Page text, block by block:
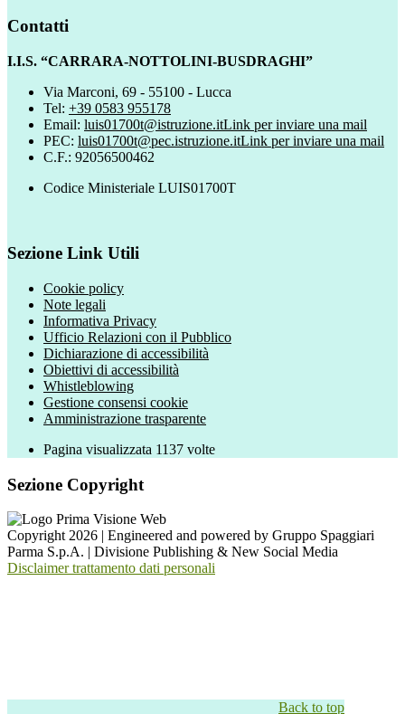
Contatti
I.I.S. “CARRARA-NOTTOLINI-BUSDRAGHI”
Via Marconi, 69 - 55100 - Lucca
Tel: +39 0583 955178
Email: luis01700t@istruzione.itLink per inviare una mail
PEC: luis01700t@pec.istruzione.itLink per inviare una mail
C.F.: 92056500462
Codice Ministeriale LUIS01700T
Sezione Link Utili
Cookie policy
Note legali
Informativa Privacy
Ufficio Relazioni con il Pubblico
Dichiarazione di accessibilità
Obiettivi di accessibilità
Whistleblowing
Gestione consensi cookie
Amministrazione trasparente
Pagina visualizzata 1137 volte
Sezione Copyright
Copyright 2026 | Engineered and powered by Gruppo Spaggiari
Parma S.p.A. | Divisione Publishing & New Social Media
Disclaimer trattamento dati personali
Back to top